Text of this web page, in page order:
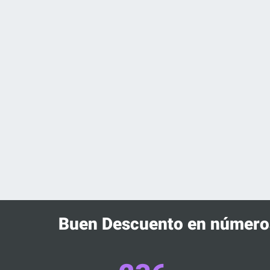
Buen Descuento en